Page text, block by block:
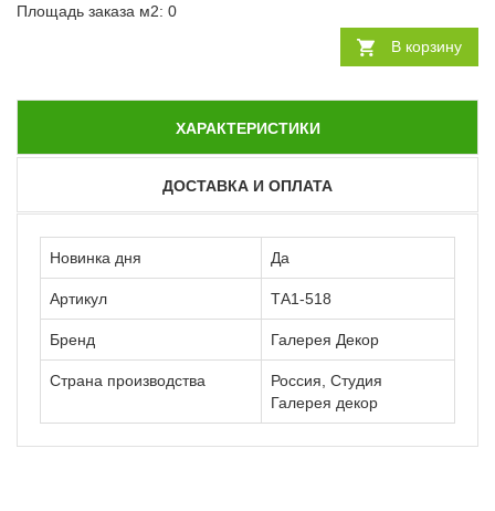
Площадь заказа м2: 0
В корзину
ХАРАКТЕРИСТИКИ
ДОСТАВКА И ОПЛАТА
Новинка дня Да
Артикул ТА1-518
Бренд Галерея Декор
Страна производства
Россия, Студия
Галерея декор